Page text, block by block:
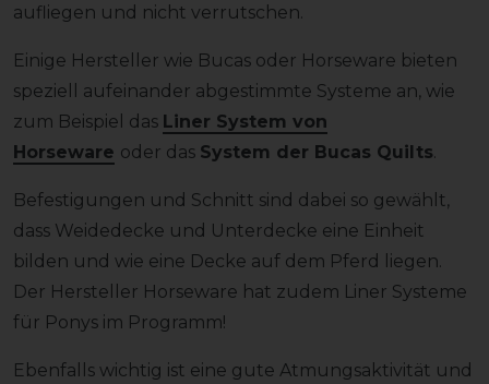
aufliegen und nicht verrutschen.
Einige Hersteller wie Bucas oder Horseware bieten
speziell aufeinander abgestimmte Systeme an, wie
zum Beispiel das Liner System von
Horseware oder das System der Bucas Quilts.
Befestigungen und Schnitt sind dabei so gewählt,
dass Weidedecke und Unterdecke eine Einheit
bilden und wie eine Decke auf dem Pferd liegen.
Der Hersteller Horseware hat zudem Liner Systeme
für Ponys im Programm!
Ebenfalls wichtig ist eine gute Atmungsaktivität und